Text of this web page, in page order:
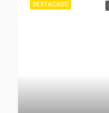
DESTACADO